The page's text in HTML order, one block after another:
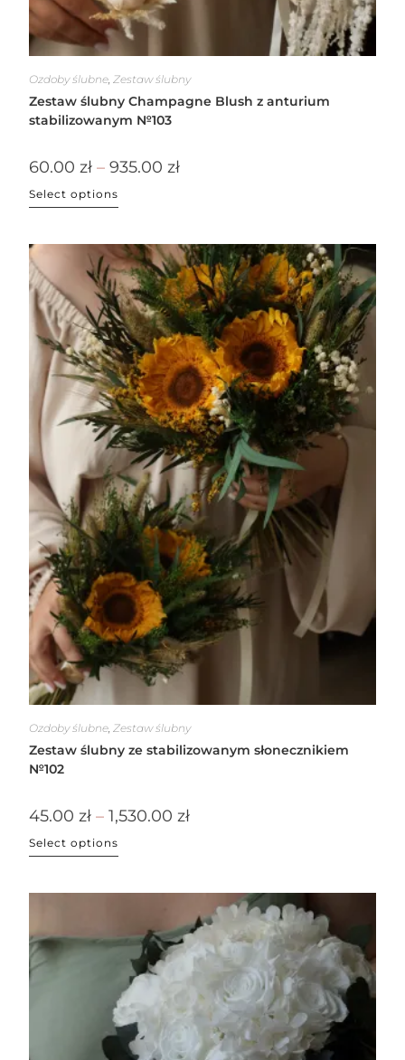
Ozdoby ślubne Zestaw ślubny
Zestaw ślubny Champagne Blush z anturium
stabilizowanym №103
60.00zł – 935.00zł
Select options
Ozdoby ślubne,Zestaw ślubny
Zestaw ślubny ze stabilizowanym słonecznikiem
№102
45.00zł – 1,530.00zł
Select options